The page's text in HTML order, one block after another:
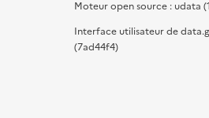
Moteur open source : udata
Interface utilisateur de
(7ad44f4)